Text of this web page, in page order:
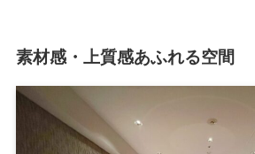
素材感・上質感あふれる空間